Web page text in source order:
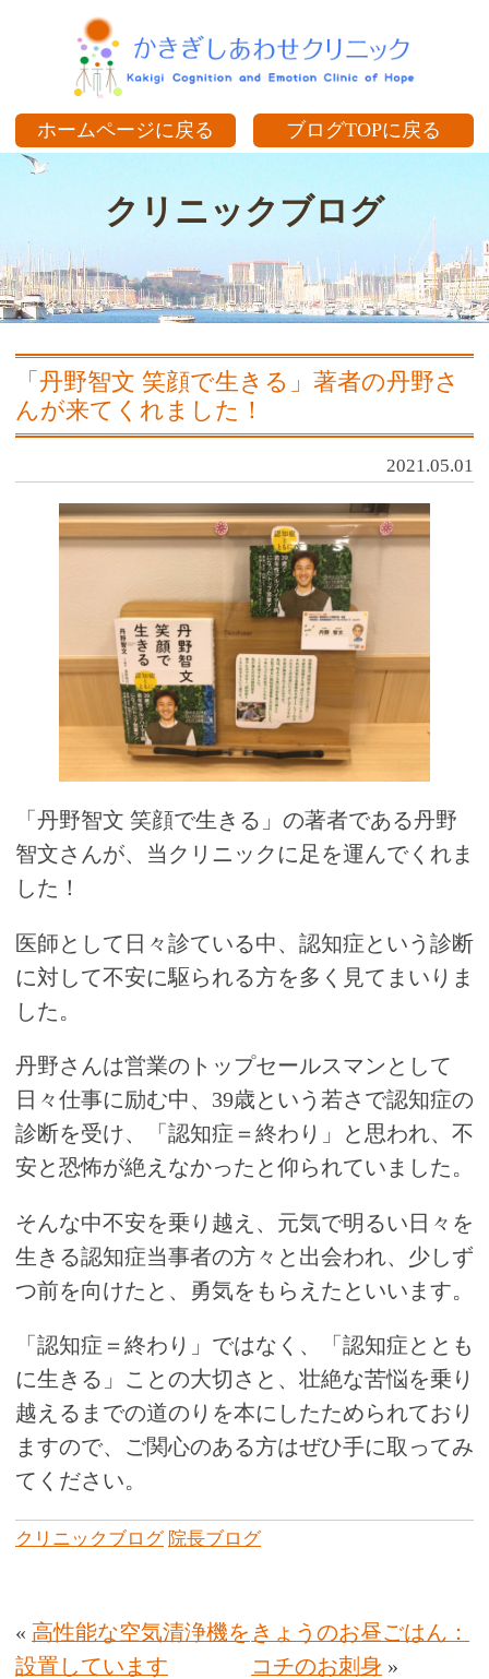
ホームページに戻る ブログTOPに戻る
クリニックブログ
「丹野智文 笑顔で生きる」著者の丹野さ
んが来てくれました！
2021.05.01
「丹野智文 笑顔で生きる」の著者である丹野
智文さんが、当クリニックに足を運んでくれま
した！
医師として日々診ている中、認知症という診断
に対して不安に駆られる方を多く見てまいりま
した。
丹野さんは営業のトップセールスマンとして
日々仕事に励む中、39歳という若さで認知症の
診断を受け、「認知症＝終わり」と思われ、不
安と恐怖が絶えなかったと仰られていました。
そんな中不安を乗り越え、元気で明るい日々を
生きる認知症当事者の方々と出会われ、少しず
つ前を向けたと、勇気をもらえたといいます。
「認知症＝終わり」ではなく、「認知症ととも
に生きる」ことの大切さと、壮絶な苦悩を乗り
越えるまでの道のりを本にしたためられており
ますので、ご関心のある方はぜひ手に取ってみ
てください。
クリニックブログ 院長ブログ
« 高性能な空気清浄機を
設置しています
きょうのお昼ごはん：
コチのお刺身 »